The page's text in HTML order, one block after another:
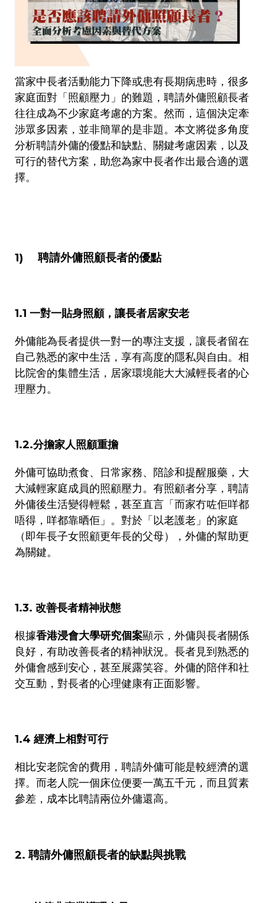
當家中長者活動能力下降或患有長期病患時，很多
家庭面對「照顧壓力」的難題，聘請外傭照顧長者
往往成為不少家庭考慮的方案。然而，這個決定牽
涉眾多因素，並非簡單的是非題。本文將從多角度
分析聘請外傭的優點和缺點、關鍵考慮因素，以及
可行的替代方案，助您為家中長者作出最合適的選
擇。
1) 聘請外傭照顧長者的優點
1.1 一對一貼身照顧，讓長者居家安老
外傭能為長者提供一對一的專注支援，讓長者留在
自己熟悉的家中生活，享有高度的隱私與自由。相
比院舍的集體生活，居家環境能大大減輕長者的心
理壓力。
1.2.分擔家人照顧重擔
外傭可協助煮食、日常家務、陪診和提醒服藥，大
大減輕家庭成員的照顧壓力。有照顧者分享，聘請
外傭後生活變得輕鬆，甚至直言「而家冇咗佢咩都
唔得，咩都靠晒佢」。對於「以老護老」的家庭
（即年長子女照顧更年長的父母），外傭的幫助更
為關鍵。
1.3. 改善長者精神狀態
根據香港浸會大學研究個案顯示，外傭與長者關係
良好，有助改善長者的精神狀況。長者見到熟悉的
外傭會感到安心，甚至展露笑容。外傭的陪伴和社
交互動，對長者的心理健康有正面影響。
1.4 經濟上相對可行
相比安老院舍的費用，聘請外傭可能是較經濟的選
擇。而老人院一個床位便要一萬五千元，而且質素
參差，成本比聘請兩位外傭還高。
2. 聘請外傭照顧長者的缺點與挑戰